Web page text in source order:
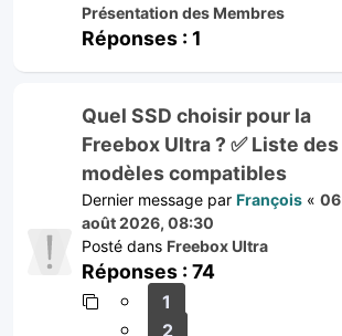
Présentation des Membres
Réponses : 1
Quel SSD choisir pour la
Freebox Ultra ? ✅ Liste des
modèles compatibles
Dernier message par François « 06
août 2026, 08:30
Posté dans Freebox Ultra
Réponses : 74
1
2